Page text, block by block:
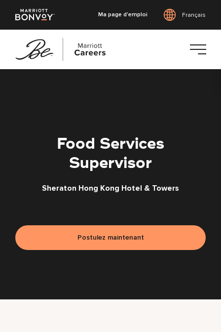
Ma page d'emploi Français
Food Services
Supervisor
Sheraton Hong Kong Hotel & Towers
Postulez maintenant